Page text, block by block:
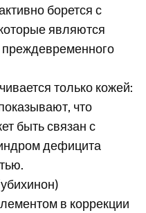
борется с
являются
только кожей:
что
быть связан с
дефицита
в коррекции